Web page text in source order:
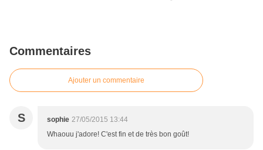
Commentaires
Ajouter un commentaire
S sophie 27/05/2015 13:44
Whaouu j'adore! C'est fin et de très bon goût!